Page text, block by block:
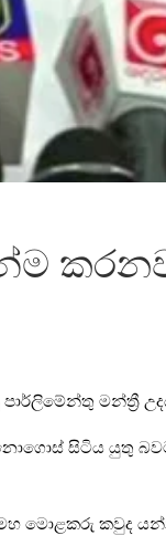
මන්ත්‍රී
සිටිය යුතු
මහ මොළකරු කවුද